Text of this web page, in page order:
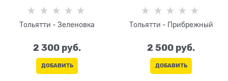
Тольятти - Зеленовка
2 300 руб.
ДОБАВИТЬ
Тольятти - Прибрежный
2 500 руб.
ДОБАВИТЬ